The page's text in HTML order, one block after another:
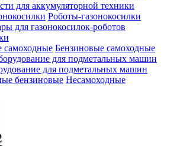
для аккумуляторной техники
Роботы-газонокосилки
для газонокосилок-роботов
Бензиновые самоходные
для подметальных машин
Несамоходные